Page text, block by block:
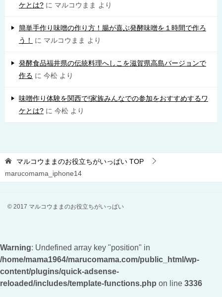
ケとは? に マルコウまま より
簡単手作り味噌の作り方！腸が喜ぶ発酵味噌を１時間で作ろ
う！
に マルコウまま より
発酵食品福井県の伝統料理へしこを滋賀県高島バージョンで
作る に 今松 より
味噌作り体験を関西で!家族みんなでの参加をおすすめするワ
ケとは? に 今松 より
マルコウままのお役立ちがいっぱい TOP
marucomama_iphone14
© 2017 マルコウままのお役立ちがいっぱい
Warning: Undefined array key "position" in
/home/mama1964/marucomama.com/public_html/wp-
content/plugins/quick-adsense-
reloaded/includes/template-functions.php on line 3336